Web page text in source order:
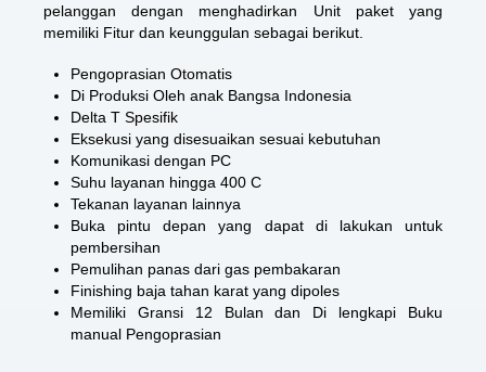
pelanggan dengan menghadirkan Unit paket yang
memiliki Fitur dan keunggulan sebagai berikut.
Pengoprasian Otomatis
Di Produksi Oleh anak Bangsa Indonesia
Delta T Spesifik
Eksekusi yang disesuaikan sesuai kebutuhan
Komunikasi dengan PC
Suhu layanan hingga 400 C
Tekanan layanan lainnya
Buka pintu depan yang dapat di lakukan untuk
pembersihan
Pemulihan panas dari gas pembakaran
Finishing baja tahan karat yang dipoles
Memiliki Gransi 12 Bulan dan Di lengkapi Buku
manual Pengoprasian